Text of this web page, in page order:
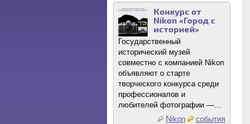
Конкурс от
Nikon «Город с
историей»
Государственный
исторический музей
совместно с компанией Nikon
объявляют о старте
творческого конкурса среди
профессионалов и
любителей фотографии —...
Nikon
события